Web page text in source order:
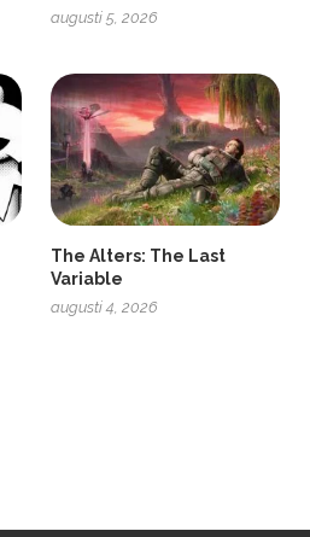
augusti 5, 2026
The Alters: The Last
Variable
augusti 4, 2026